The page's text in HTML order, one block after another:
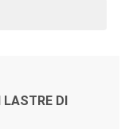
alla
delle componenti di
DI